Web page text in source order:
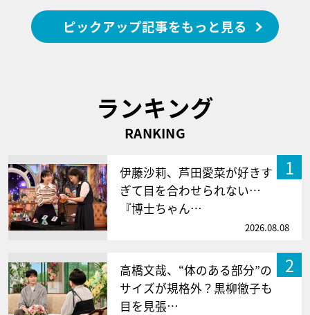
ピックアップ記事をもっと見る
ランキング
RANKING
1
伊藤沙莉、芦田愛菜が好きす
ぎて目を合わせられない…
『博士ちゃん…
2026.08.08
2
高橋文哉、“体のある部分”の
サイズが規格外？黒柳徹子も
目を見張…